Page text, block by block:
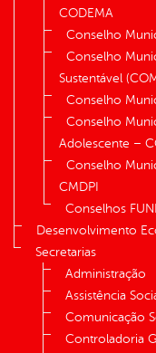
CODEMA
Conselho
Conselho
Sustentável
Conselho
Conselho
Adolescente –
Conselho
CMDPI
Conselhos
Desenvolvimento
Secretarias
Administração
Assistência
Comunicação
Controladoria